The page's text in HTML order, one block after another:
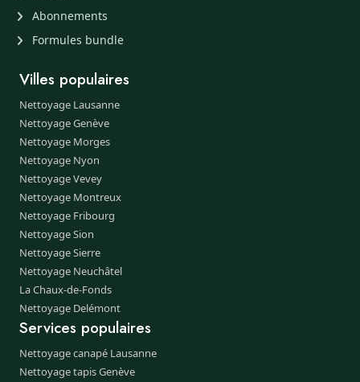
Abonnements
Formules bundle
Villes populaires
Nettoyage Lausanne
Nettoyage Genève
Nettoyage Morges
Nettoyage Nyon
Nettoyage Vevey
Nettoyage Montreux
Nettoyage Fribourg
Nettoyage Sion
Nettoyage Sierre
Nettoyage Neuchâtel
La Chaux-de-Fonds
Nettoyage Delémont
Services populaires
Nettoyage canapé Lausanne
Nettoyage tapis Genève